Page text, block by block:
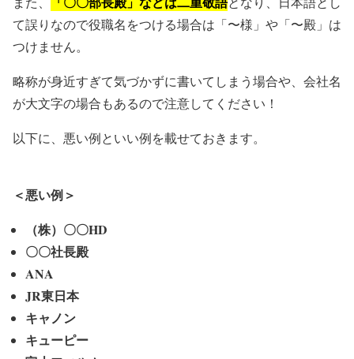
て誤りなので役職名をつける場合は「〜様」や「〜殿」は
つけません。
略称が身近すぎて気づかずに書いてしまう場合や、会社名
が大文字の場合もあるので注意してください！
以下に、悪い例といい例を載せておきます。
＜悪い例＞
（株）〇〇HD
〇〇社長殿
ANA
JR東日本
キャノン
キューピー